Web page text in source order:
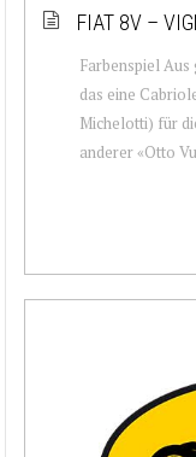
FIAT 8V –
Farbenspiel
das eine
Michelotti) für
anderer «Otto